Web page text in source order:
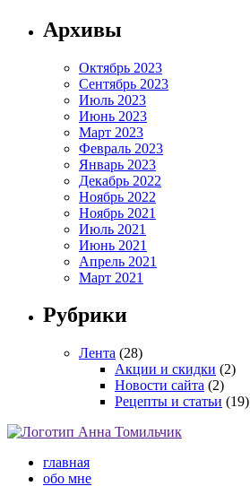
Архивы
Октябрь 2023
Сентябрь 2023
Июль 2023
Июнь 2023
Март 2023
Февраль 2023
Январь 2023
Декабрь 2022
Ноябрь 2022
Ноябрь 2021
Июль 2021
Июнь 2021
Апрель 2021
Март 2021
Рубрики
Лента (28)
Акции и скидки (2)
Новости сайта (2)
Рецепты и статьи (19)
главная
обо мне